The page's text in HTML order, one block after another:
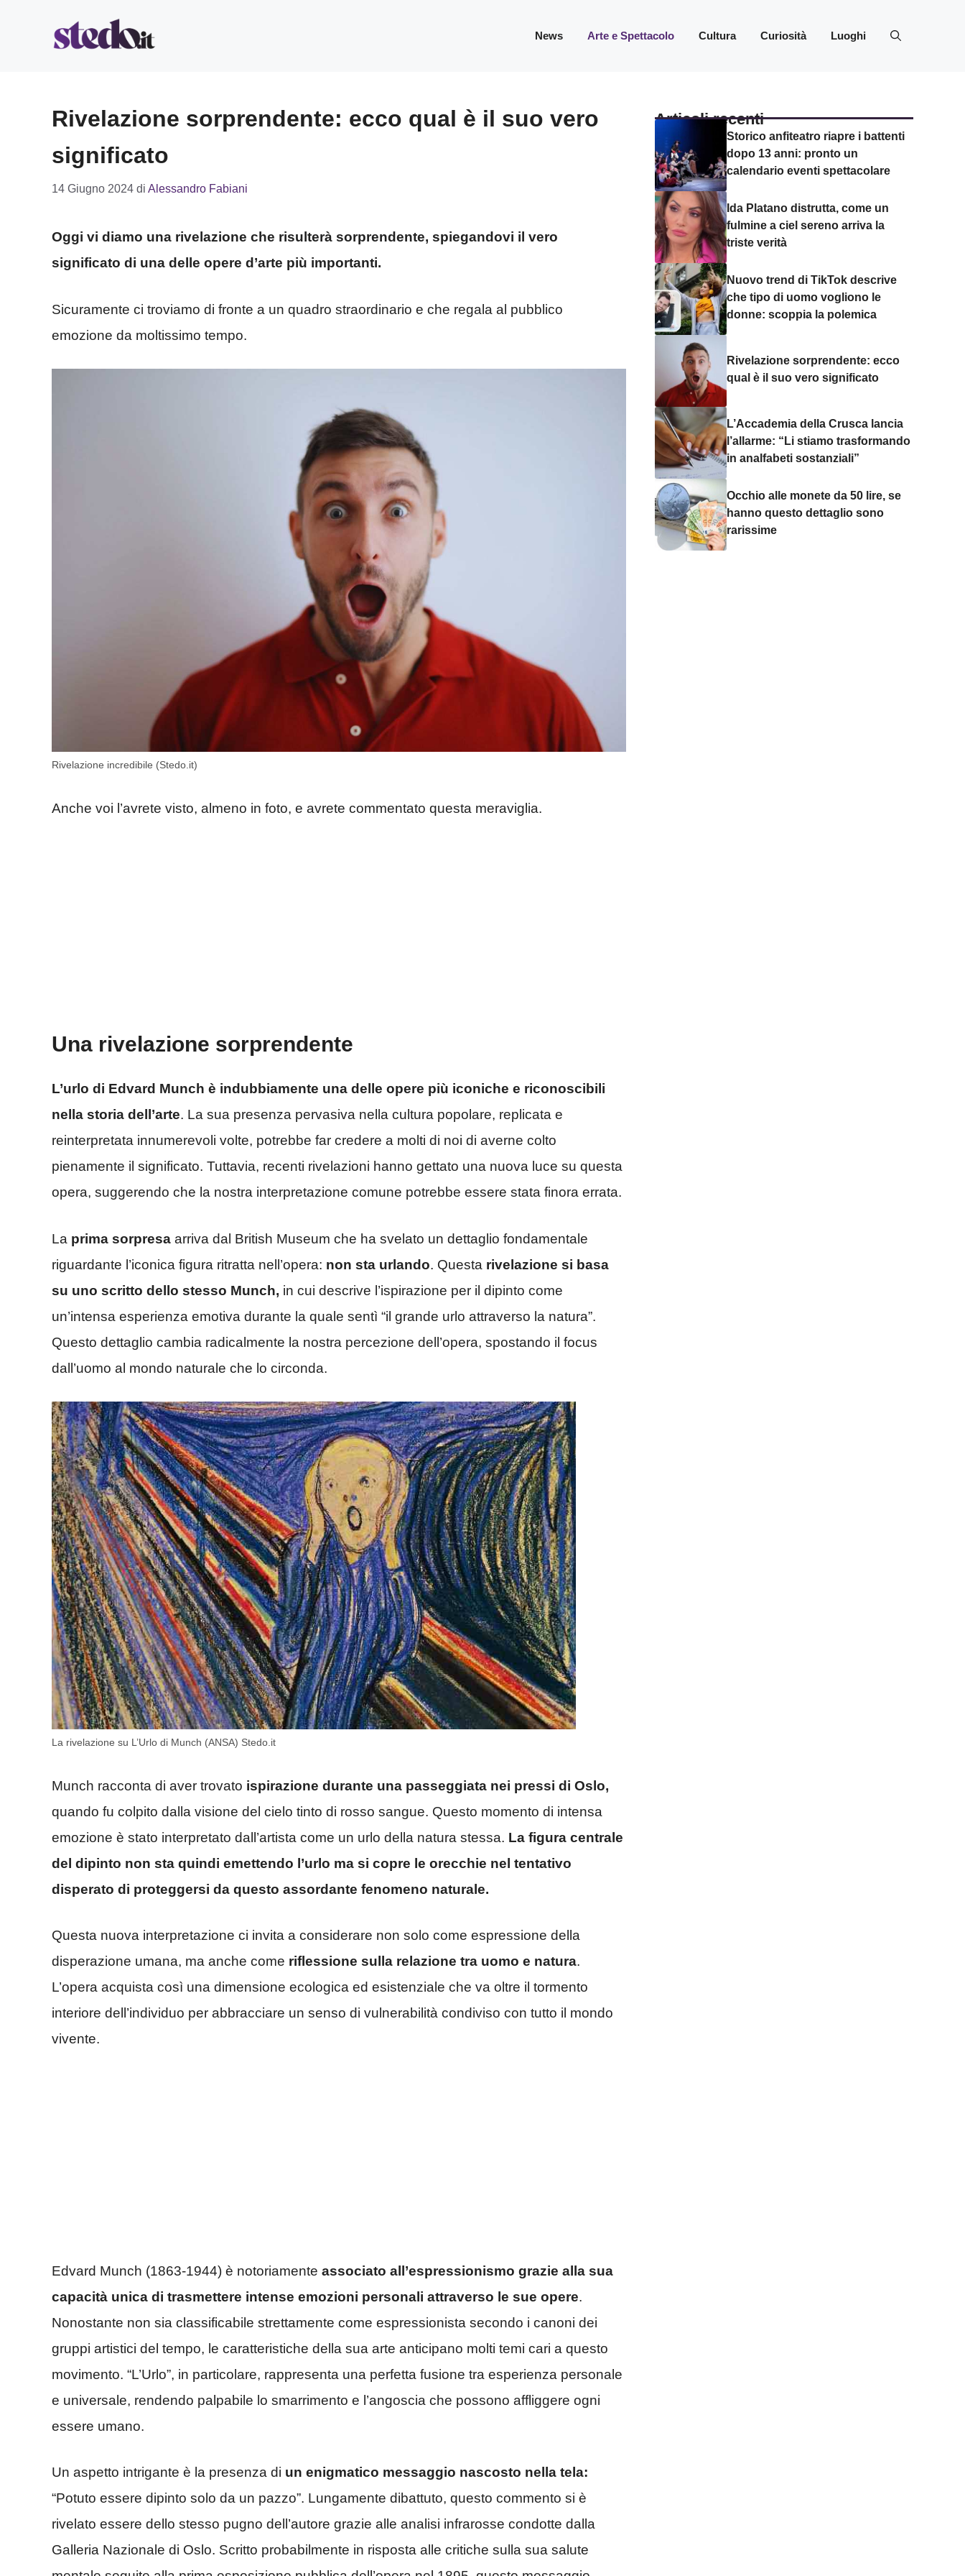
News Arte e Spettacolo Cultura Curiosità Luoghi
Rivelazione sorprendente: ecco qual è il suo vero
significato
14 Giugno 2024 di Alessandro Fabiani
Oggi vi diamo una rivelazione che risulterà sorprendente, spiegandovi il vero
significato di una delle opere d’arte più importanti.
Sicuramente ci troviamo di fronte a un quadro straordinario e che regala al pubblico
emozione da moltissimo tempo.
Rivelazione incredibile (Stedo.it)
Anche voi l’avrete visto, almeno in foto, e avrete commentato questa meraviglia.
Una rivelazione sorprendente
L’urlo di Edvard Munch è indubbiamente una delle opere più iconiche e riconoscibili
nella storia dell’arte. La sua presenza pervasiva nella cultura popolare, replicata e
reinterpretata innumerevoli volte, potrebbe far credere a molti di noi di averne colto
pienamente il significato. Tuttavia, recenti rivelazioni hanno gettato una nuova luce su questa
opera, suggerendo che la nostra interpretazione comune potrebbe essere stata finora errata.
La prima sorpresa arriva dal British Museum che ha svelato un dettaglio fondamentale
riguardante l’iconica figura ritratta nell’opera: non sta urlando. Questa rivelazione si basa
su uno scritto dello stesso Munch, in cui descrive l’ispirazione per il dipinto come
un’intensa esperienza emotiva durante la quale sentì “il grande urlo attraverso la natura”.
Questo dettaglio cambia radicalmente la nostra percezione dell’opera, spostando il focus
dall’uomo al mondo naturale che lo circonda.
La rivelazione su L’Urlo di Munch (ANSA) Stedo.it
Munch racconta di aver trovato ispirazione durante una passeggiata nei pressi di Oslo,
quando fu colpito dalla visione del cielo tinto di rosso sangue. Questo momento di intensa
emozione è stato interpretato dall’artista come un urlo della natura stessa. La figura centrale
del dipinto non sta quindi emettendo l’urlo ma si copre le orecchie nel tentativo
disperato di proteggersi da questo assordante fenomeno naturale.
Questa nuova interpretazione ci invita a considerare non solo come espressione della
disperazione umana, ma anche come riflessione sulla relazione tra uomo e natura.
L’opera acquista così una dimensione ecologica ed esistenziale che va oltre il tormento
interiore dell’individuo per abbracciare un senso di vulnerabilità condiviso con tutto il mondo
vivente.
Edvard Munch (1863-1944) è notoriamente associato all’espressionismo grazie alla sua
capacità unica di trasmettere intense emozioni personali attraverso le sue opere.
Nonostante non sia classificabile strettamente come espressionista secondo i canoni dei
gruppi artistici del tempo, le caratteristiche della sua arte anticipano molti temi cari a questo
movimento. “L’Urlo”, in particolare, rappresenta una perfetta fusione tra esperienza personale
e universale, rendendo palpabile lo smarrimento e l’angoscia che possono affliggere ogni
essere umano.
Un aspetto intrigante è la presenza di un enigmatico messaggio nascosto nella tela:
“Potuto essere dipinto solo da un pazzo”. Lungamente dibattuto, questo commento si è
rivelato essere dello stesso pugno dell’autore grazie alle analisi infrarosse condotte dalla
Galleria Nazionale di Oslo. Scritto probabilmente in risposta alle critiche sulla sua salute
Articoli recenti
Storico anfiteatro riapre i battenti
dopo 13 anni: pronto un
calendario eventi spettacolare
Ida Platano distrutta, come un
fulmine a ciel sereno arriva la
triste verità
Nuovo trend di TikTok descrive
che tipo di uomo vogliono le
donne: scoppia la polemica
Rivelazione sorprendente: ecco
qual è il suo vero significato
L’Accademia della Crusca lancia
l’allarme: “Li stiamo trasformando
in analfabeti sostanziali”
Occhio alle monete da 50 lire, se
hanno questo dettaglio sono
rarissime